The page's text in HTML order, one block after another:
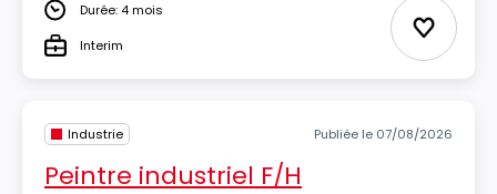
DuréeDurée: 4 mois
TypeInterim Ajouter
Industrie Publiée le 07/08/2026
Peintre industriel F/H